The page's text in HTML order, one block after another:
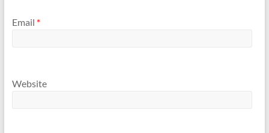
Email *
Website